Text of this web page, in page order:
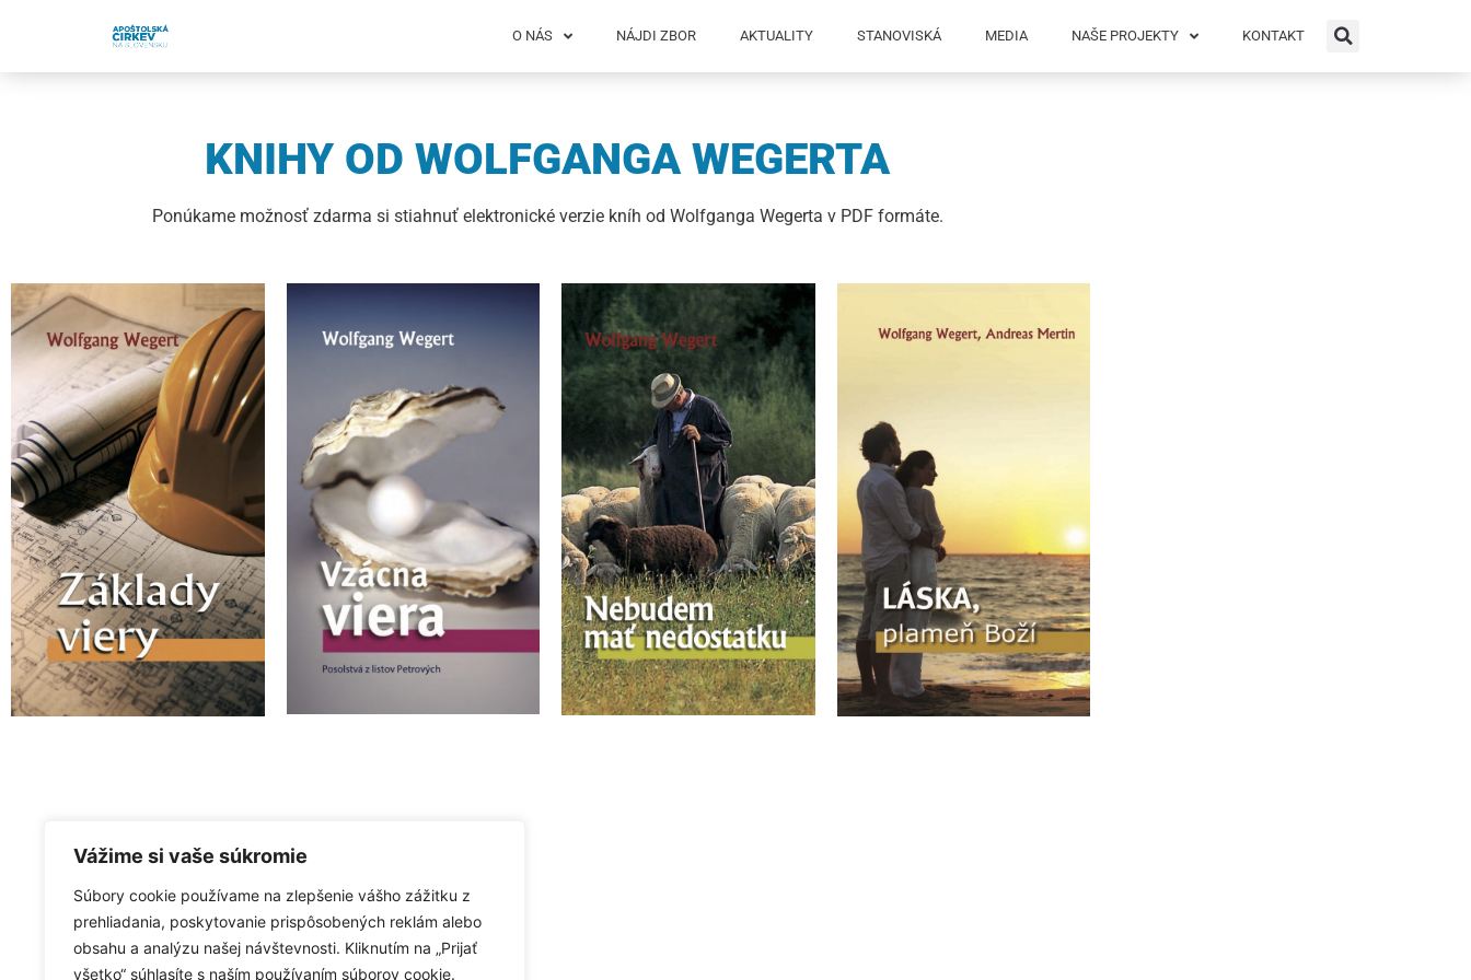
Vážime si vaše súkromie
Súbory cookie používame na zlepšenie vášho zážitku z
prehliadania, poskytovanie prispôsobených reklám alebo
obsahu a analýzu našej návštevnosti. Kliknutím na „Prijať
všetko“ súhlasíte s naším používaním súborov cookie.
O NÁS NÁJDI ZBOR AKTUALITY STANOVISKÁ MEDIA NAŠE PROJEKTY KONTAKT
KNIHY OD WOLFGANGA WEGERTA
Ponúkame možnosť zdarma si stiahnuť elektronické verzie kníh od Wolfganga Wegerta v PDF formáte.